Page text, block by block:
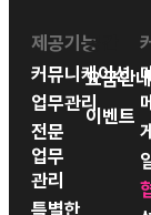
제공기능
커뮤니케이션
업무관리
전문
업무
관리
특별한
공간
요금안내
이벤트